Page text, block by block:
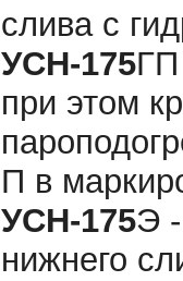
слива с
УСН-175ГП
при этом
П в
УСН-175Э
нижнего